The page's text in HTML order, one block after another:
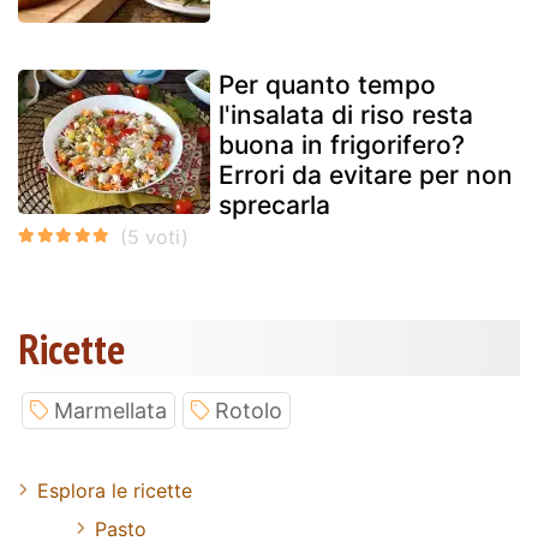
Per quanto tempo
l'insalata di riso resta
buona in frigorifero?
Errori da evitare per non
sprecarla
Ricette
Marmellata Rotolo
Esplora le ricette
Pasto